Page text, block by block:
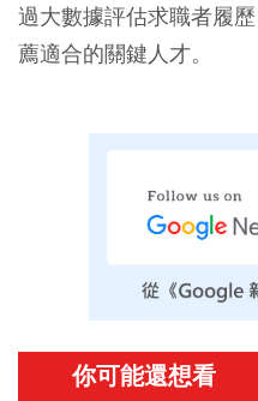
過大數據評估求職者履
薦適合的關鍵人才。